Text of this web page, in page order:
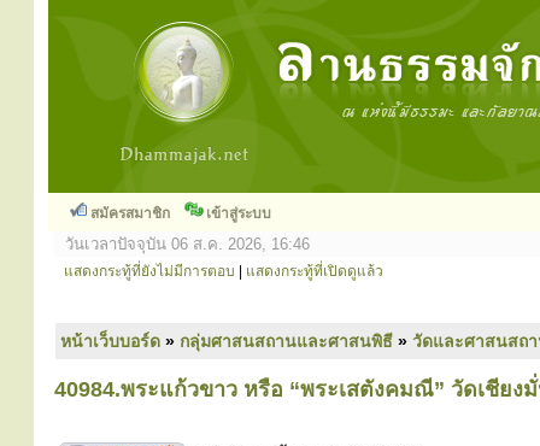
สมัครสมาชิก เข้าสู่ระบบ
วันเวลาปัจจุบัน 06 ส.ค. 2026, 16:46
แสดงกระทู้ที่ยังไม่มีการตอบ แสดงกระทู้ที่เปิดดูแล้ว
หน้าเว็บบอร์ด » กลุ่มศาสนสถานและศาสนพิธี » วัดและศาสนสถ
40984.พระแก้วขาว หรือ “พระเสตังคมณี” วัดเชียง